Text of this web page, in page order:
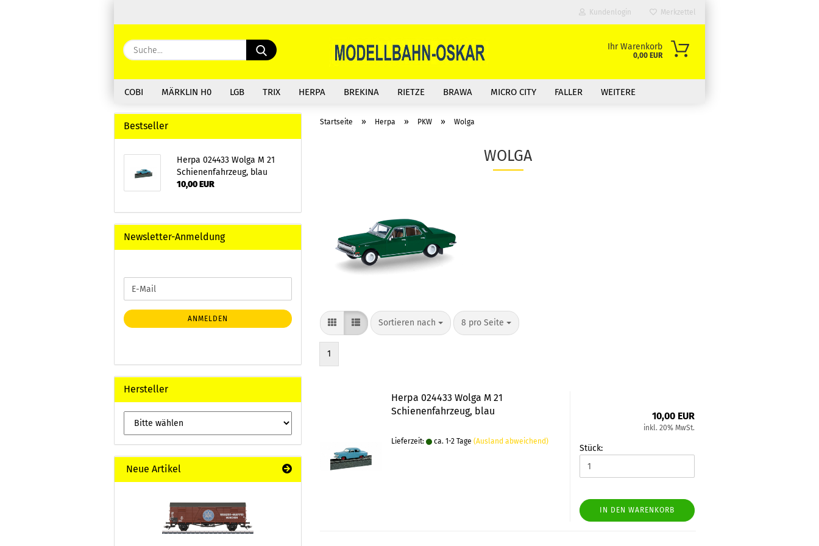
Kundenlogin
E-Mail
Merkzettel
Suche... Ihr Warenkorb
0,00 EUR
COBI MÄRKLIN H0 LGB TRIX HERPA BREKINA RIETZE BRAWA MICRO CITY FALLER WEITERE
Startseite » Herpa » PKW » Wolga
WOLGA
Sortieren nach
Sortieren nach 8 pro Seite
pro Seite
1
Herpa 024433 Wolga M 21
Schienenfahrzeug, blau
Lieferzeit: ca. 1-2 Tage (Ausland abweichend)
10,00 EUR
inkl. 20% MwSt.
Stück:
IN DEN WARENKORB
Bestseller
Herpa 024433 Wolga M 21
Schienenfahrzeug, blau
10,00 EUR
Newsletter-Anmeldung
ZUR
ANMELDUNG
E-
Mail
ANMELDEN
Hersteller
Neue Artikel